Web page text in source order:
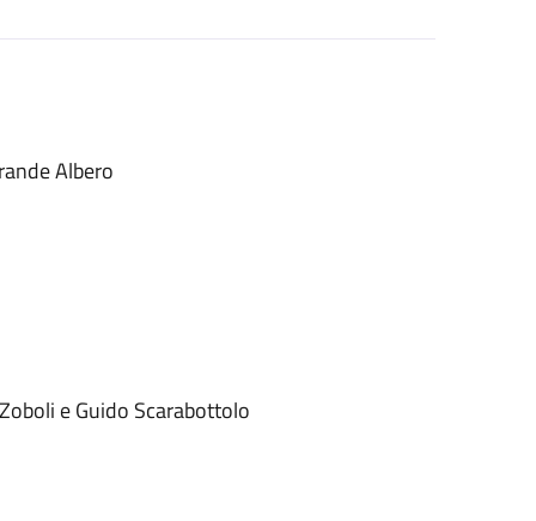
Albero
e Guido Scarabottolo